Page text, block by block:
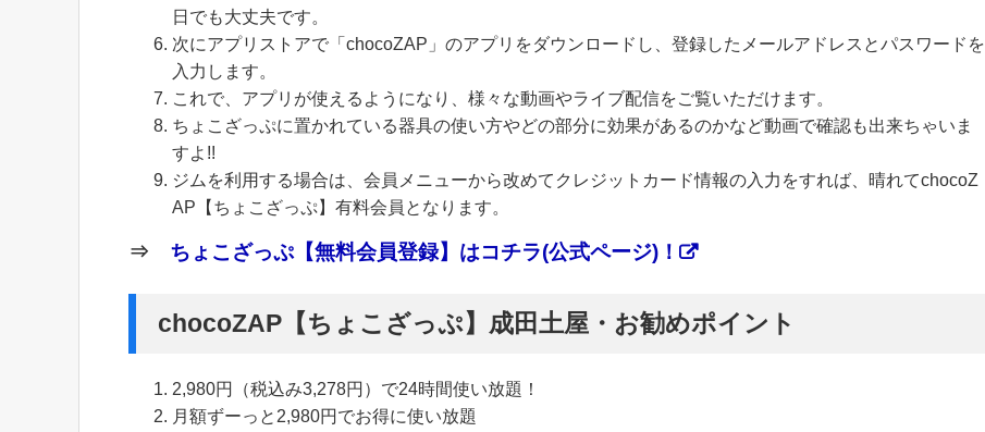
日でも大丈夫です。
次にアプリストアで「chocoZAP」のアプリをダウンロードし、登録したメールアドレスとパスワードを
入力します。
これで、アプリが使えるようになり、様々な動画やライブ配信をご覧いただけます。
ちょこざっぷに置かれている器具の使い方やどの部分に効果があるのかなど動画で確認も出来ちゃいま
すよ!!
ジムを利用する場合は、会員メニューから改めてクレジットカード情報の入力をすれば、晴れてchocoZ
AP【ちょこざっぷ】有料会員となります。
⇒ ちょこざっぷ【無料会員登録】はコチラ(公式ページ)！
chocoZAP【ちょこざっぷ】成田土屋・お勧めポイント
2,980円（税込み3,278円）で24時間使い放題！
月額ずーっと2,980円でお得に使い放題